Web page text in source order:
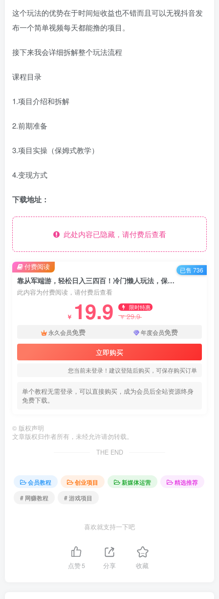
这个玩法的优势在于时间短收益也不错而且可以无视抖音发
布一个简单视频每天都能撸的项目。
接下来我会详细拆解整个玩法流程
课程目录
1.项目介绍和拆解
2.前期准备
3.项目实操（保姆式教学）
4.变现方式
下载地址：
此处内容已隐藏，请付费后查看
靠从军端游，轻松日入三四百！冷门懒人玩法，保姆式教学【揭秘】
此内容为付费阅读，请付费后查看
￥ 19.9 限时特惠
￥29.9
永久会员免费 年度会员免费
立即购买
您当前未登录！建议登陆后购买，可保存购买订单
单个教程无需登录，可以直接购买，成为会员后全站资源终身
免费下载。
付费阅读 已售 736
© 版权声明
文章版权归作者所有，未经允许请勿转载。
THE END
会员教程 创业项目 新媒体运营
精选推荐
# 网赚教程
# 游戏项目
喜欢就支持一下吧
点赞5 分享 收藏